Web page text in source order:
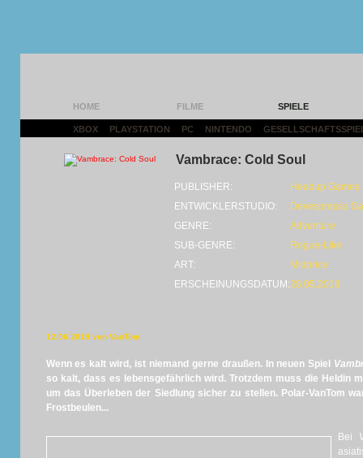
HOME FILME SPIELE
XBOX PLAYSTATION PC NINTENDO
Vambrace: Cold Soul
PUBLISHER:
Headup Games
ENTWICKLERSTUDIO:
Devespresso
GENRE:
Adventure
SUB-GENRE:
Rogue-Like
ART:
Midprice
ERSCHEINUNGSDATUM:28.05.2019
12.06.2019 von VanTom
Wenn es kalt wird, ist niemand gerne draußen. In neuen Spiel
so kalt, dass es lebensgefährlich wird. Trotzdem muss die Heldin
um das Überleben der Siedlung sicher zu stellen. Polar-VanTom
Frostbeulen...
Bei